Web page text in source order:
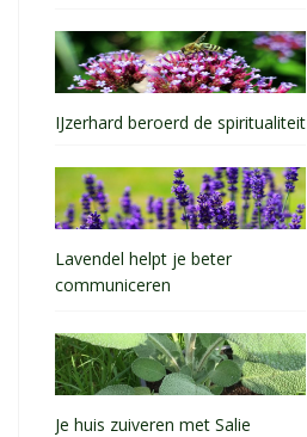
IJzerhard beroerd de spiritualiteit
Lavendel helpt je beter
communiceren
Je huis zuiveren met Salie